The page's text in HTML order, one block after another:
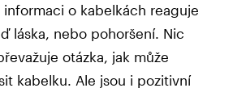
informaci o kabelkách reaguje
láska, nebo pohoršení. Nic
otázka, jak může
kabelku. Ale jsou i pozitivní